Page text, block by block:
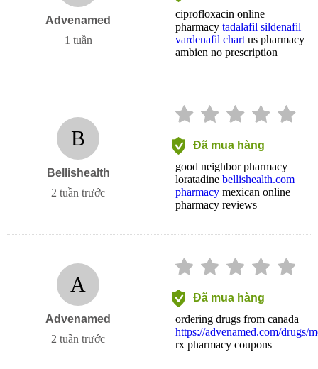
Advenamed
1 tuần
ciprofloxacin online
pharmacy tadalafil sildenafil
vardenafil chartus pharmacy
ambien no prescription
B
Bellishealth
2 tuần trước
Đã mua hàng
good neighbor pharmacy
loratadine bellishealth.com
pharmacy mexican online
pharmacy reviews
A
Advenamed
2 tuần trước
Đã mua hàng
ordering drugs from canada
https://advenamed.com/drugs/
rx pharmacy coupons